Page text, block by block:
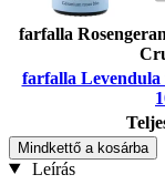
farfalla
farfalla
Mindkettő a kosárba
Leírás